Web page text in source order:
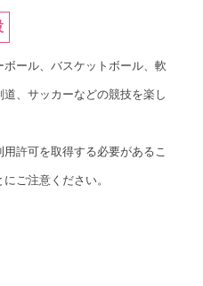
ール、バスケットボール、軟
、サッカーなどの競技を楽し
許可を取得する必要があるこ
ご注意ください。